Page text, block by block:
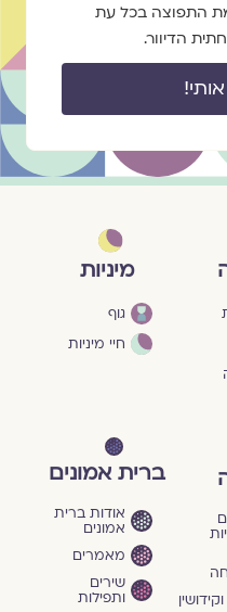
התפוצה בכל עת
הדיוור.
מיניות
גוף
חיי מיניות
ברית אמונים
אודות ברית
אמונים
מאמרים
שירים
ותפילות